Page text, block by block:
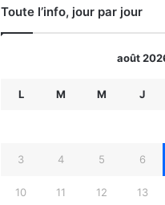
Toute l’info, jour par jour
août
L M M J
3 4 5 6
10 11 12 13